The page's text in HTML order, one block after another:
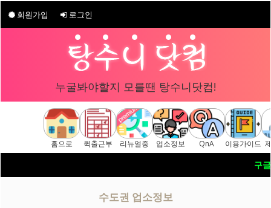
회원가입 로그인
누굴봐야할지 모를땐 탕수니닷컴!
홈으로 퀵출근부 리뉴얼중 업소정보 QnA 이용가이드
[ 탕수니닷컴 주소안내
수도권 업소정보